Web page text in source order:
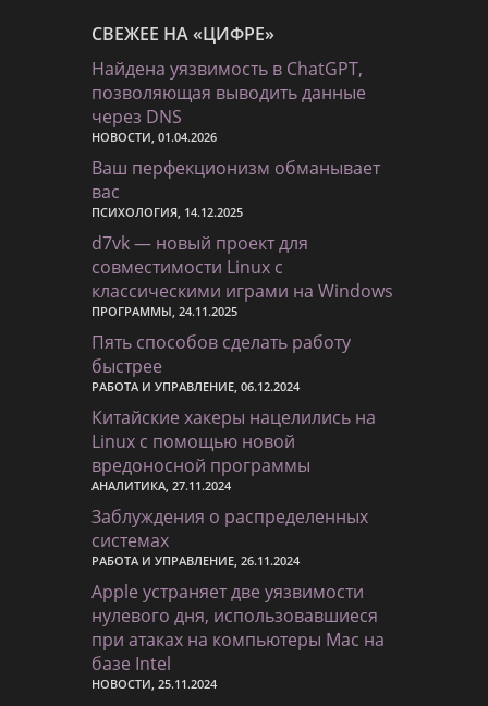
СВЕЖЕЕ НА «ЦИФРЕ»
Найдена уязвимость в ChatGPT,
позволяющая выводить данные
через DNS
НОВОСТИ, 01.04.2026
Ваш перфекционизм обманывает
вас
ПСИХОЛОГИЯ, 14.12.2025
d7vk — новый проект для
совместимости Linux с
классическими играми на Windows
ПРОГРАММЫ, 24.11.2025
Пять способов сделать работу
быстрее
РАБОТА И УПРАВЛЕНИЕ, 06.12.2024
Китайские хакеры нацелились на
Linux с помощью новой
вредоносной программы
АНАЛИТИКА, 27.11.2024
Заблуждения о распределенных
системах
РАБОТА И УПРАВЛЕНИЕ, 26.11.2024
Apple устраняет две уязвимости
нулевого дня, использовавшиеся
при атаках на компьютеры Mac на
базе Intel
НОВОСТИ, 25.11.2024